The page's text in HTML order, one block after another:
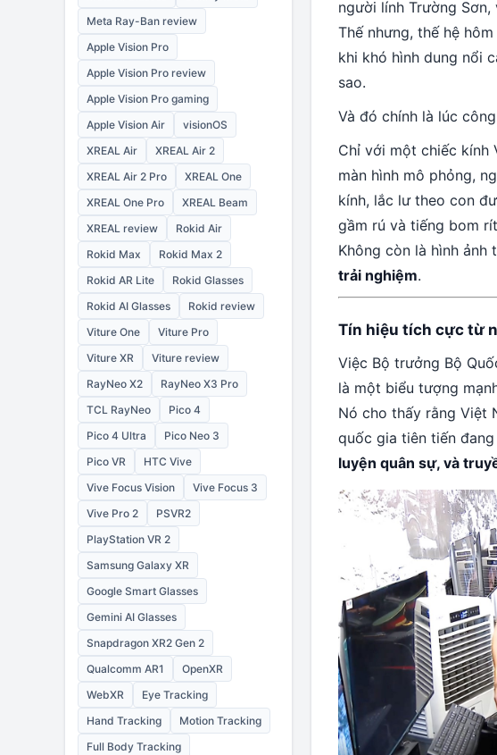
Meta Ray-Ban review
Apple Vision Pro
Apple Vision Pro review
Apple Vision Pro gaming
Apple Vision Air
visionOS
XREAL Air
XREAL Air 2
XREAL Air 2 Pro
XREAL One
XREAL One Pro
XREAL Beam
XREAL review
Rokid Air
Rokid Max
Rokid Max 2
Rokid AR Lite
Rokid Glasses
Rokid AI Glasses
Rokid review
Viture One
Viture Pro
Viture XR
Viture review
RayNeo X2
RayNeo X3 Pro
TCL RayNeo
Pico 4
Pico 4 Ultra
Pico Neo 3
Pico VR
HTC Vive
Vive Focus Vision
Vive Focus 3
Vive Pro 2
PSVR2
PlayStation VR 2
Samsung Galaxy XR
Google Smart Glasses
Gemini AI Glasses
Snapdragon XR2 Gen 2
Qualcomm AR1
OpenXR
WebXR
Eye Tracking
Hand Tracking
Motion Tracking
Full Body Tracking
người lính Trường
Thế nhưng, thế hệ
khi khó hình dung nổi
sao.
Và đó chính là lúc
Chỉ với một chiếc kính
màn hình mô phỏng,
kính, lắc lư theo con
gầm rú và tiếng bom
Không còn là hình ảnh
trải nghiệm.
Tín hiệu tích cực từ
Việc Bộ trưởng Bộ
là một biểu tượng
Nó cho thấy rằng Việt
quốc gia tiên tiến
luyện quân sự, và